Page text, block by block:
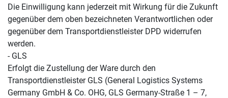
Die Einwilligung kann jederzeit mit Wirkung für die Zukunft
gegenüber dem oben bezeichneten Verantwortlichen oder
gegenüber dem Transportdienstleister DPD widerrufen
werden.
- GLS
Erfolgt die Zustellung der Ware durch den
Transportdienstleister GLS (General Logistics Systems
Germany GmbH & Co. OHG, GLS Germany-Straße 1 – 7,